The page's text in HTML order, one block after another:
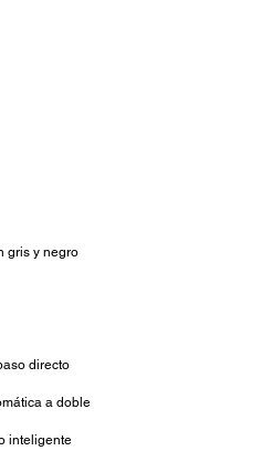
gris y negro
directo
a doble
inteligente